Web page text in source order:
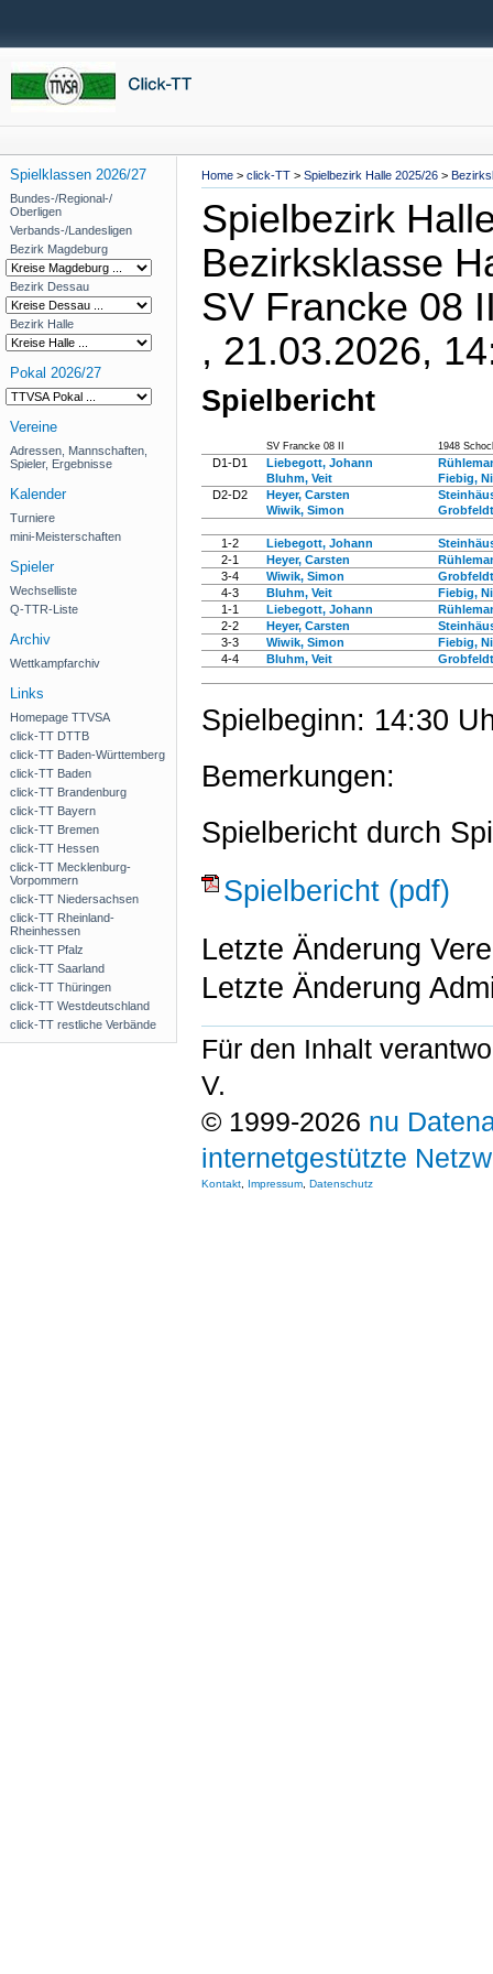
Home > click-TT > Spielbezirk Halle 2025/26 >
Spielklassen 2026/27
Bundes-/Regional-/
Oberligen
Verbands-/Landesligen
Bezirk Magdeburg
Bezirk Dessau
Bezirk Halle
Pokal 2026/27
Vereine
Adressen, Mannschaften,
Spieler, Ergebnisse
Kalender
Turniere
mini-Meisterschaften
Spieler
Wechselliste
Q-TTR-Liste
Archiv
Wettkampfarchiv
Links
Homepage TTVSA
click-TT DTTB
click-TT Baden-Württemberg
click-TT Baden
click-TT Brandenburg
click-TT Bayern
click-TT Bremen
click-TT Hessen
click-TT Mecklenburg-
Vorpommern
click-TT Niedersachsen
click-TT Rheinland-
Rheinhessen
click-TT Pfalz
click-TT Saarland
click-TT Thüringen
click-TT Westdeutschland
click-TT restliche Verbände
Spielbezirk
Bezirksklasse
SV Francke 08
, 21.03.2026,
Spielbericht
SV Francke 08 II 1948
D1-D1
Liebegott, Johann
Bluhm, Veit
Fiebig,
D2-D2
Heyer, Carsten
Wiwik, Simon
1-2 Liebegott, Johann
2-1
Heyer, Carsten
3-4
Wiwik, Simon
4-3
Bluhm, Veit
Fiebig,
1-1
Liebegott, Johann
2-2
Heyer, Carsten
3-3
Wiwik, Simon
Fiebig,
4-4
Bluhm, Veit
Spielbeginn: 14:30
Bemerkungen:
Spielbericht durch
Spielbericht (pdf)
Letzte Änderung
Letzte Änderung
Für den Inhalt
V.
© 1999-2026 nu
internetgestützte
Kontakt Impressum Datenschutz